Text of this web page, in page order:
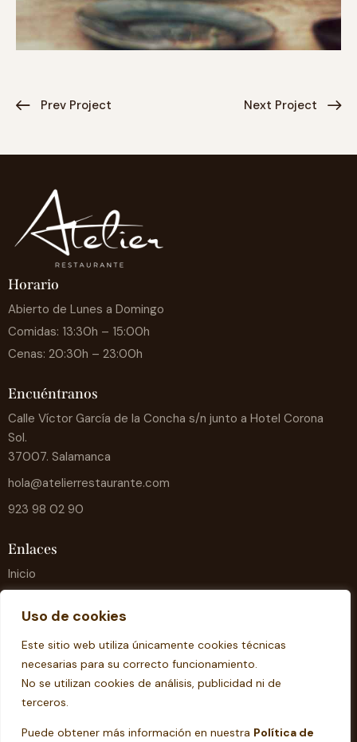
Uso de cookies
Este sitio web utiliza únicamente cookies técnicas
necesarias para su correcto funcionamiento.
No se utilizan cookies de análisis, publicidad ni de
terceros.
Puede obtener más información en nuestra Política de
Prev Project Next Project
Horario
Abierto de Lunes a Domingo
Comidas: 13:30h – 15:00h
Cenas: 20:30h – 23:00h
Encuéntranos
Calle Víctor García de la Concha s/n junto a Hotel Corona
Sol.
37007. Salamanca
hola@atelierrestaurante.com
923 98 02 90
Enlaces
Inicio
Menú del día
Reservas
Contacto
Nos vemos en redes